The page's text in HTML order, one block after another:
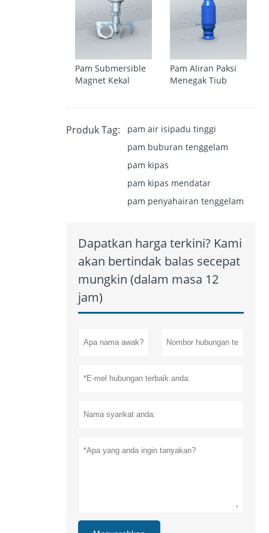
Pam Submersible
Magnet Kekal
Pam Aliran Paksi
Menegak Tiub
Produk Tag:
pam air isipadu tinggi
pam buburan tenggelam
pam kipas
pam kipas mendatar
pam penyahairan tenggelam
Dapatkan harga terkini? Kami
akan bertindak balas secepat
mungkin (dalam masa 12
jam)